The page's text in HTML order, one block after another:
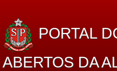
PORTAL
ABERTOS DA